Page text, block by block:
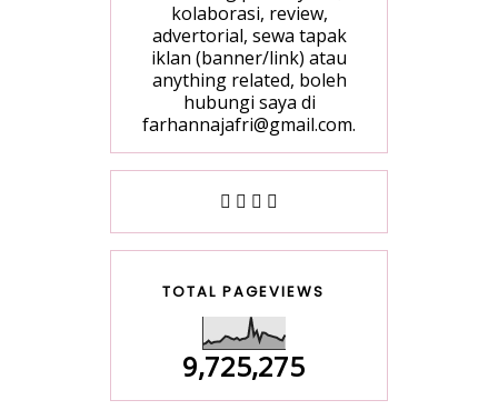
kolaborasi, review,
advertorial, sewa tapak
iklan (banner/link) atau
anything related, boleh
hubungi saya di
farhannajafri@gmail.com.
TOTAL PAGEVIEWS
9,725,275